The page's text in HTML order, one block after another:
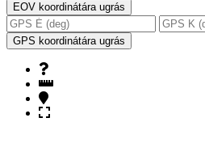
EOV koordinátára ugrás
GPS koordinátára ugrás